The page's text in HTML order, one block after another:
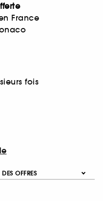
France
fois
OFFRES